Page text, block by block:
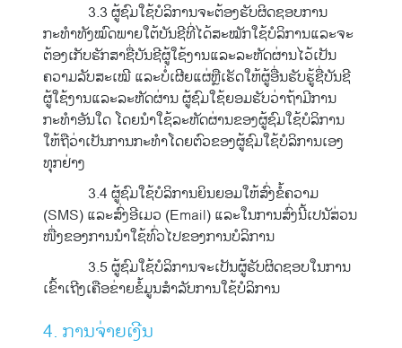
3.3 ຜູ້ຊົມໃຊ້ບໍລິການຈະຕ້ອງຮັບຜິດຊອບການ
ກະທຳທັງໝົດພາຍໃຕ້ບັນຊີທີ່ໄດ້ສະໝັກໃຊ້ບໍລິການແລະຈະ
ຕ້ອງເກັບຮັກສາຊື່ບັນຊີຜູ້ໃຊ້ງານແລະລະຫັດຜ່ານໄວ້ເປັນ
ຄວາມລັບສະເໝີ ແລະບໍ່ເຜີຍແຜ່ຫຼືເຮັດໃຫ້ຜູ້ອື່ນຮັບຮູ້ຊື່ບັນຊີ
ຜູ້ໃຊ້ງານແລະລະຫັດຜ່ານ ຜູ້ຊົມໃຊ້ຍອມຮັບວ່າຖ້າມີການ
ກະທຳອັນໃດ ໂດຍນຳໃຊ້ລະຫັດຜ່ານຂອງຜູ້ຊົມໃຊ້ບໍລິການ
ໃຫ້ຖືວ່າເປັນການກະທຳໂດຍຕົວຂອງຜູ້ຊົມໃຊ້ບໍລິການເອງ
ທຸກຢ່າງ
3.4 ຜູ້ຊົມໃຊ້ບໍລິການຍິນຍອມໃຫ້ສົ່ງຂໍ້ຄວາມ
(SMS) ແລະສົ່ງອີເມວ (Email) ແລະໃນການສົ່ງນີ້ເປນັສ່ວນ
ໜື່ງຂອງການນຳໃຊ້ທົ່ວໄປຂອງການບໍລິການ
3.5 ຜູ້ຊົມໃຊ້ບໍລິການຈະເປັນຜູ້ຮັບຜິດຊອບໃນການ
ເຂົ້າເຖີງເຄືອຂ່າຍຂໍ້ມູນສຳລັບການໃຊ້ບໍລິການ
4. ການຈ່າຍເງີນ